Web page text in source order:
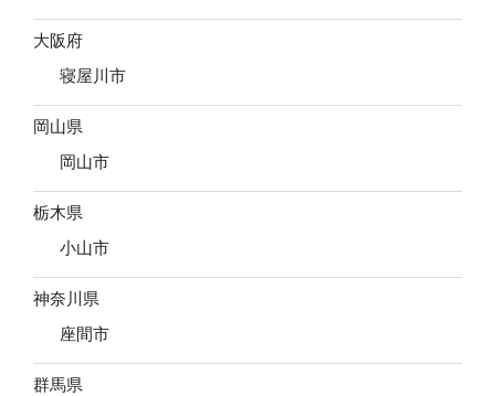
大阪府
寝屋川市
岡山県
岡山市
栃木県
小山市
神奈川県
座間市
群馬県